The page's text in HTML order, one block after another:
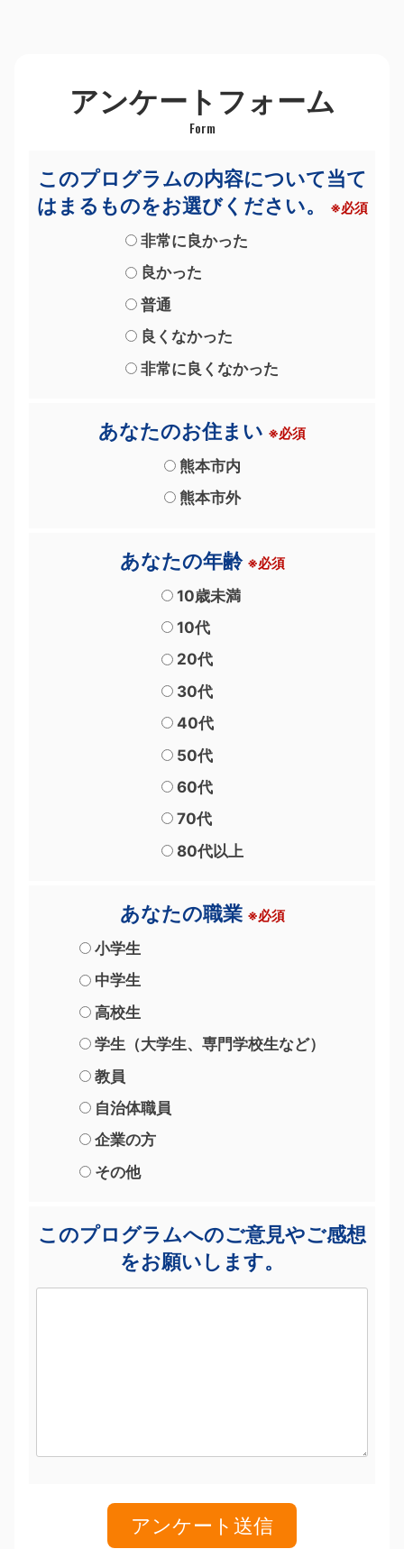
アンケートフォーム
このプログラムの内容について当て
はまるものをお選びください。
※必須
非常に良かった
良かった
普通
良くなかった
非常に良くなかった
あなたのお住まい ※必須
熊本市内
熊本市外
あなたの年齢 ※必須
10歳未満
10代
20代
30代
40代
50代
60代
70代
80代以上
あなたの職業 ※必須
小学生
中学生
高校生
学生（大学生、専門学校生など）
教員
自治体職員
企業の方
その他
このプログラムへのご意見やご感想
をお願いします。
アンケート送信